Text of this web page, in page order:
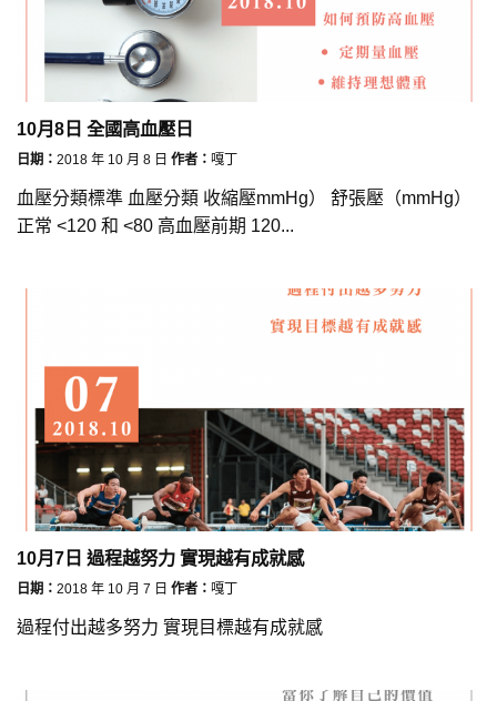
10月8日 全國高血壓日
日期： 2018 年 10 月 8 日 作者： 嘎丁
血壓分類標準 血壓分類 收縮壓mmHg） 舒張壓（mmHg）
正常 <120 和 <80 高血壓前期 120...
10月7日 過程越努力 實現越有成就感
日期： 2018 年 10 月 7 日 作者： 嘎丁
過程付出越多努力 實現目標越有成就感